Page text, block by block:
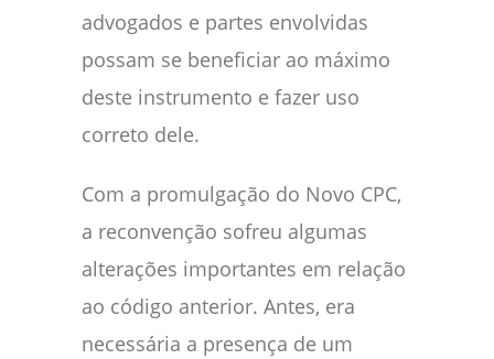
advogados e partes envolvidas
possam se beneficiar ao máximo
deste instrumento e fazer uso
correto dele.
Com a promulgação do Novo CPC,
a reconvenção sofreu algumas
alterações importantes em relação
ao código anterior. Antes, era
necessária a presença de um